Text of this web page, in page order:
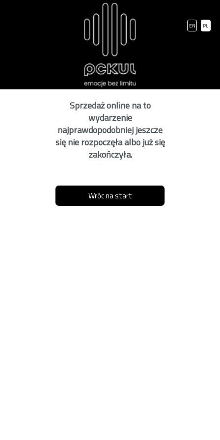
PL
EN
Sprzedaż online na to
wydarzenie
najprawdopodobniej jeszcze
się nie rozpoczęła albo już się
zakończyła.
Wróc na start